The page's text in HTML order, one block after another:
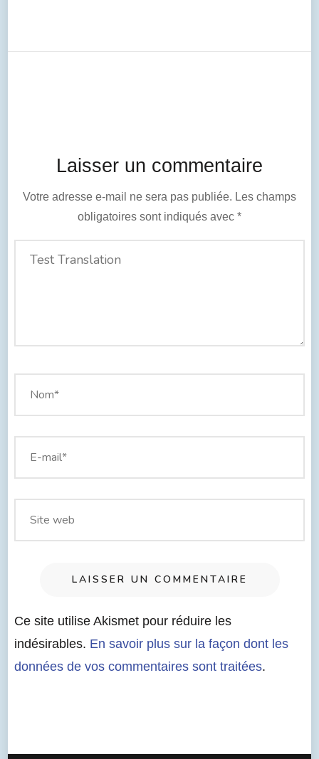
Laisser un commentaire
Votre adresse e-mail ne sera pas publiée. Les champs
obligatoires sont indiqués avec *
Ce site utilise Akismet pour réduire les
indésirables. En savoir plus sur la façon dont les
données de vos commentaires sont traitées.